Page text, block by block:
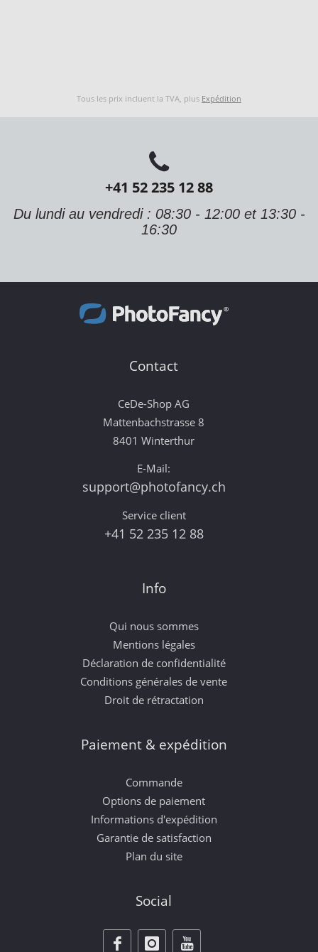
Tous les prix incluent la TVA, plus Expédition
+41 52 235 12 88
Du lundi au vendredi : 08:30 - 12:00 et 13:30 -
16:30
Contact
CeDe-Shop AG
Mattenbachstrasse 8
8401 Winterthur
E-Mail:
support@photofancy.ch
Service client
+41 52 235 12 88
Info
Qui nous sommes
Mentions légales
Déclaration de confidentialité
Conditions générales de vente
Droit de rétractation
Paiement & expédition
Commande
Options de paiement
Informations d'expédition
Garantie de satisfaction
Plan du site
Social